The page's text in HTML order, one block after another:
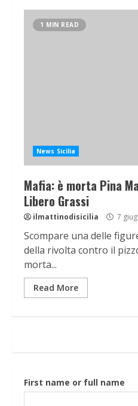
1 MIN READ
News Sicilia
Mafia: è morta Pina
Libero Grassi
ilmattinodisicilia 7
Scompare una delle
della rivolta contro il
morta...
Read More
First name or full name